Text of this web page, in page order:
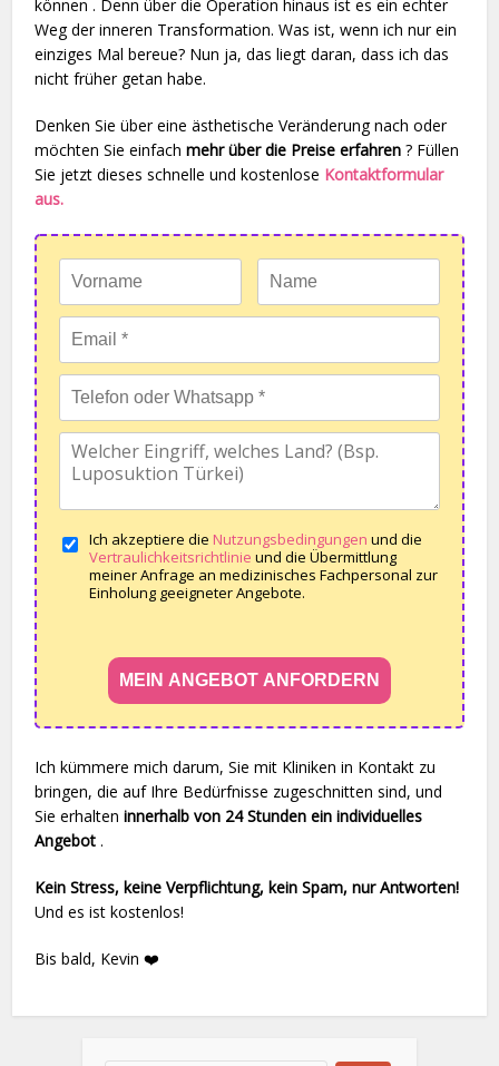
können . Denn über die Operation hinaus ist es ein echter
Weg der inneren Transformation. Was ist, wenn ich nur ein
einziges Mal bereue? Nun ja, das liegt daran, dass ich das
nicht früher getan habe.
Denken Sie über eine ästhetische Veränderung nach oder
möchten Sie einfachmehr über die Preise erfahren? Füllen
Sie jetzt dieses schnelle und kostenlose Kontaktformular
aus.
Ich akzeptiere die Nutzungsbedingungen und die
Vertraulichkeitsrichtlinieund die Übermittlung
meiner Anfrage an medizinisches Fachpersonal zur
Einholung geeigneter Angebote.
MEIN ANGEBOT ANFORDERN
Ich kümmere mich darum, Sie mit Kliniken in Kontakt zu
bringen, die auf Ihre Bedürfnisse zugeschnitten sind, und
Sie erhalteninnerhalb von 24 Stunden ein individuelles
Angebot.
Kein Stress, keine Verpflichtung, kein Spam, nur Antworten!
Und es ist kostenlos!
Bis bald, Kevin ❤️